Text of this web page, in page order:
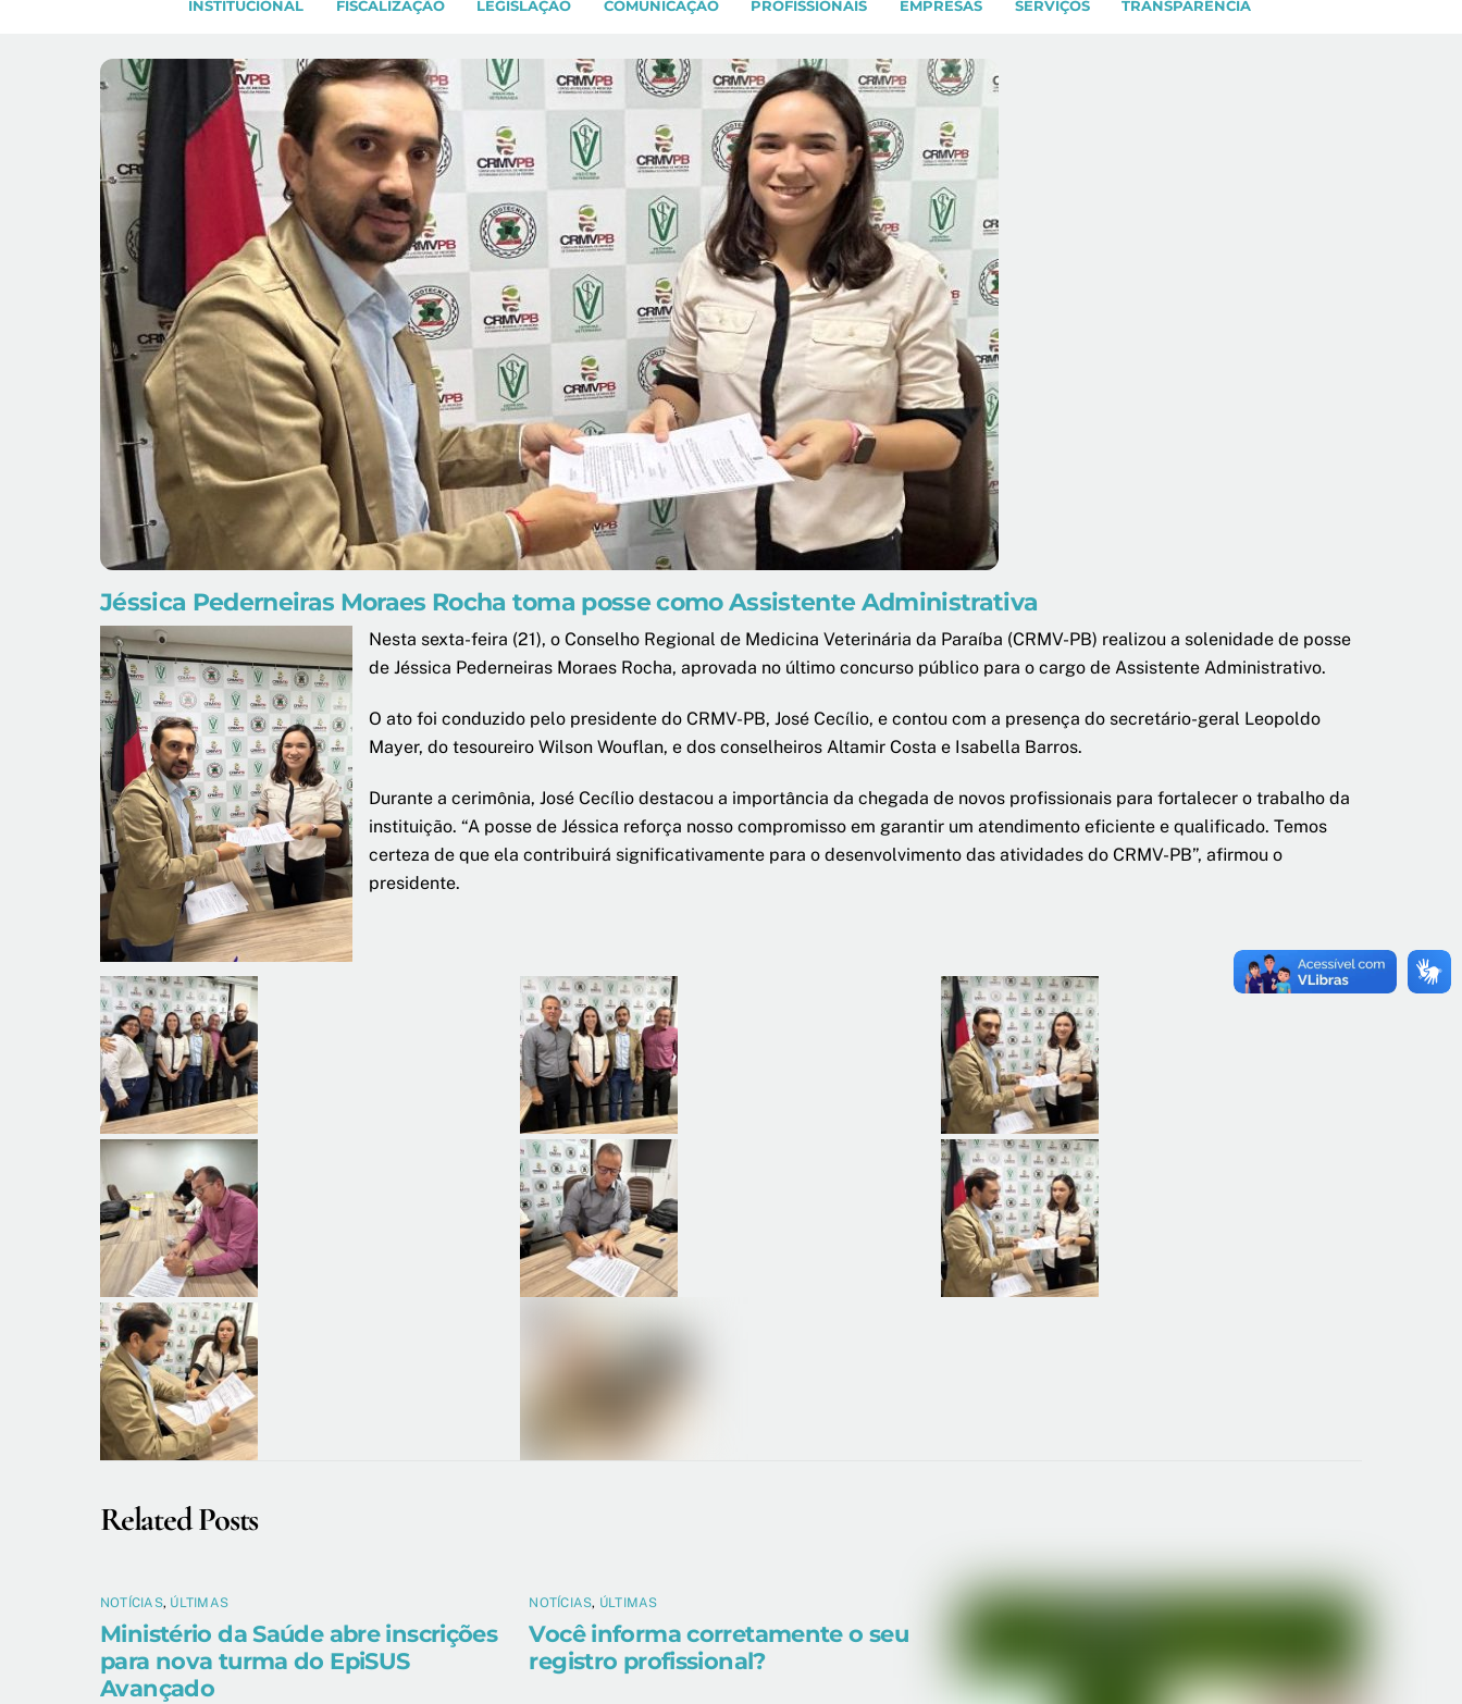
INSTITUCIONAL FISCALIZAÇÃO LEGISLAÇÃO COMUNICAÇÃO PROFISSIONAIS EMPRESAS SERVIÇOS TRANSPARÊNCIA
Jéssica Pederneiras Moraes Rocha toma posse como Assistente Administrativa
Nesta sexta-feira (21), o Conselho Regional de Medicina Veterinária da Paraíba (CRMV-PB) realizou a solenidade de posse
de Jéssica Pederneiras Moraes Rocha, aprovada no último concurso público para o cargo de Assistente Administrativo.
O ato foi conduzido pelo presidente do CRMV-PB, José Cecílio, e contou com a presença do secretário-geral Leopoldo
Mayer, do tesoureiro Wilson Wouflan, e dos conselheiros Altamir Costa e Isabella Barros.
Durante a cerimônia, José Cecílio destacou a importância da chegada de novos profissionais para fortalecer o trabalho da
instituição. “A posse de Jéssica reforça nosso compromisso em garantir um atendimento eficiente e qualificado. Temos
certeza de que ela contribuirá significativamente para o desenvolvimento das atividades do CRMV-PB”, afirmou o
presidente.
Related Posts
NOTÍCIAS, ÚLTIMAS
Ministério da Saúde abre inscrições
para nova turma do EpiSUS
Avançado
NOTÍCIAS, ÚLTIMAS
Você informa corretamente o seu
registro profissional?